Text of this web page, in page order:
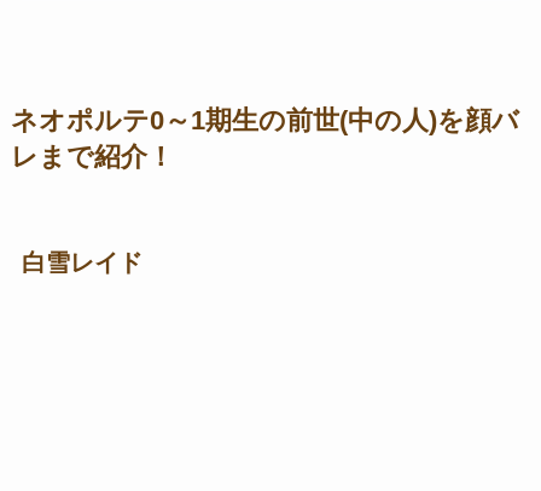
ネオポルテ0～1期生の前世(中の人)を顔バ
レまで紹介！
白雪レイド